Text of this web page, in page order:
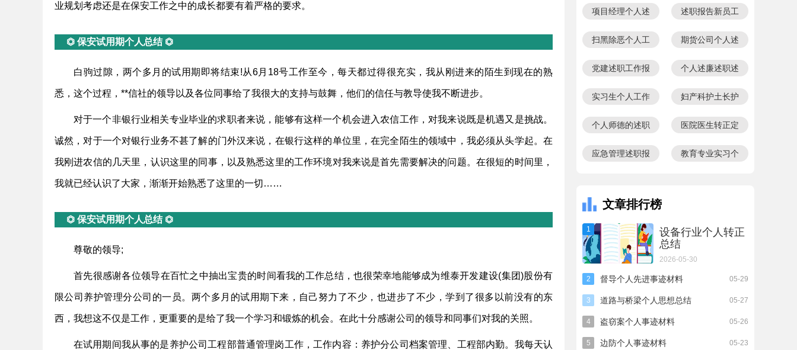
业规划考虑还是在保安工作之中的成长都要有着严格的要求。
⏣ 保安试用期个人总结 ⏣
白驹过隙，两个多月的试用期即将结束!从6月18号工作至今，每天都过得很充实，我从刚进来的陌生到现在的熟
悉，这个过程，**信社的领导以及各位同事给了我很大的支持与鼓舞，他们的信任与教导使我不断进步。
对于一个非银行业相关专业毕业的求职者来说，能够有这样一个机会进入农信工作，对我来说既是机遇又是挑战。
诚然，对于一个对银行业务不甚了解的门外汉来说，在银行这样的单位里，在完全陌生的领域中，我必须从头学起。在
我刚进农信的几天里，认识这里的同事，以及熟悉这里的工作环境对我来说是首先需要解决的问题。在很短的时间里，
我就已经认识了大家，渐渐开始熟悉了这里的一切……
⏣ 保安试用期个人总结 ⏣
尊敬的领导;
首先很感谢各位领导在百忙之中抽出宝贵的时间看我的工作总结，也很荣幸地能够成为维泰开发建设(集团)股份有
限公司养护管理分公司的一员。两个多月的试用期下来，自己努力了不少，也进步了不少，学到了很多以前没有的东
西，我想这不仅是工作，更重要的是给了我一个学习和锻炼的机会。在此十分感谢公司的领导和同事们对我的关照。
在试用期间我从事的是养护公司工程部普通管理岗工作，工作内容：养护分公司档案管理、工程部内勤。我每天认
项目经理个人述
述职报告新员工
扫黑除恶个人工
期货公司个人述
党建述职工作报
个人述廉述职述
实习生个人工作
妇产科护土长护
个人师德的述职
医院医生转正定
应急管理述职报
教育专业实习个
文章排行榜
1
设备行业个人转正
总结
2026-05-30
2 督导个人先进事迹材料 05-29
3 道路与桥梁个人思想总结 05-27
4 盗窃案个人事迹材料 05-26
5 边防个人事迹材料 05-23